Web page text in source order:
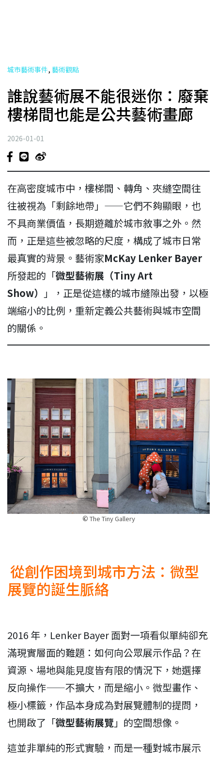
城市藝術事件, 藝術觀點
誰說藝術展不能很迷你：廢棄
樓梯間也能是公共藝術畫廊
2026-01-01
在高密度城市中，樓梯間、轉角、夾縫空間往
往被視為「剩餘地帶」——它們不夠顯眼，也
不具商業價值，長期遊離於城市敘事之外。然
而，正是這些被忽略的尺度，構成了城市日常
最真實的背景。藝術家McKay Lenker Bayer
所發起的「微型藝術展（Tiny Art
Show）
」，正是從這樣的城市縫隙出發，以極
端縮小的比例，重新定義公共藝術與城市空間
的關係。
© The Tiny Gallery
從創作困境到城市方法：微型
展覽的誕生脈絡
2016 年，Lenker Bayer 面對一項看似單純卻充
滿現實層面的難題：如何向公眾展示作品？在
資源、場地與能見度皆有限的情況下，她選擇
反向操作——不擴大，而是縮小。微型畫作、
極小標籤，作品本身成為對展覽體制的提問，
也開啟了「微型藝術展覽 」的空間想像。
這並非單純的形式實驗，而是一種對城市展示